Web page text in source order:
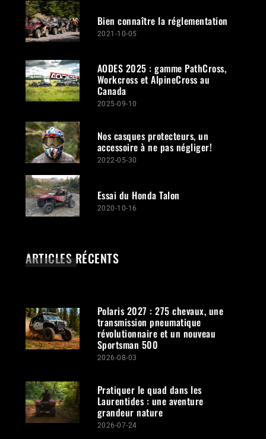
Bien connaître la réglementation
2021-10-05
AODES 2025 : gamme PathCross,
Workcross et AlpineCross au
Canada
2025-09-10
Nos casques protecteurs, un
accessoire à ne pas négliger!
2022-05-30
Essai du Honda Talon
2020-10-16
ARTICLES RÉCENTS
Polaris 2027 : 275 chevaux, une
transmission pneumatique
révolutionnaire et un nouveau
Sportsman 500
2026-08-03
Pratiquer le quad dans les
Laurentides : une aventure
grandeur nature
2026-07-24